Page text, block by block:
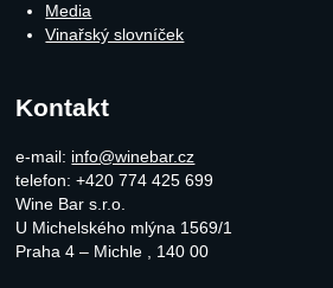
Media
Vinařský slovníček
Kontakt
e-mail: info@winebar.cz
telefon: +420 774 425 699
Wine Bar s.r.o.
U Michelského mlýna 1569/1
Praha 4 – Michle
140 00